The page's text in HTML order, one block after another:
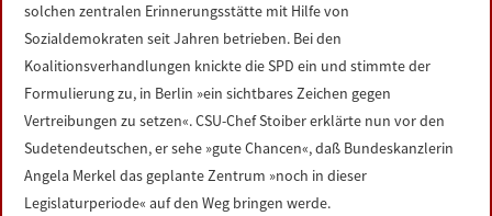
solchen zentralen Erinnerungsstätte mit Hilfe von
Sozialdemokraten seit Jahren betrieben. Bei den
Koalitionsverhandlungen knickte die SPD ein und stimmte der
Formulierung zu, in Berlin »ein sichtbares Zeichen gegen
Vertreibungen zu setzen«. CSU-Chef Stoiber erklärte nun vor den
Sudetendeutschen, er sehe »gute Chancen«, daß Bundeskanzlerin
Angela Merkel das geplante Zentrum »noch in dieser
Legislaturperiode« auf den Weg bringen werde.